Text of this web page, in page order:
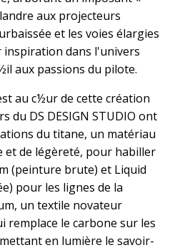
aux projecteurs
et les voies élargies
dans l'univers
aux passions du pilote.
au c½ur de cette création
du DS DESIGN STUDIO ont
du titane, un matériau
et de légèreté, pour habiller
(peinture brute) et Liquid
pour les lignes de la
un textile novateur
remplace le carbone sur les
en lumière le savoir-